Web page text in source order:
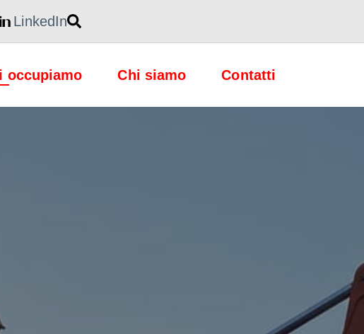
LinkedIn
occupiamo Chi siamo Contatti